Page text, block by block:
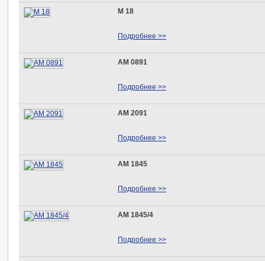
М 18
Подробнее >>
АМ 0891
Подробнее >>
АМ 2091
Подробнее >>
АМ 1845
Подробнее >>
АМ 1845/4
Подробнее >>